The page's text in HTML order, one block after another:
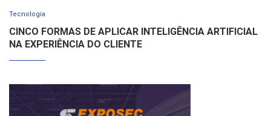
Tecnologia
CINCO FORMAS DE APLICAR INTELIGÊNCIA ARTIFICIAL
NA EXPERIÊNCIA DO CLIENTE